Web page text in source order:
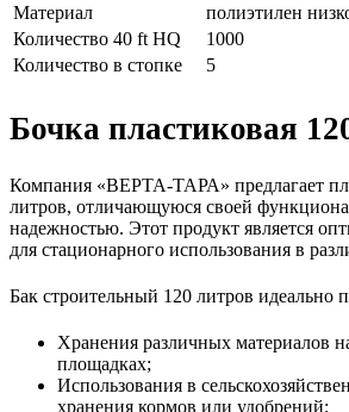
Материал
полиэтилен
Количество 40 ft HQ
1000
Количество в стопке
5
Бочка пластиковая
Компания «ВЕРТА-ТАРА» предлагает
литров, отличающуюся своей
надежностью. Этот продукт является
для стационарного использования в
Бак строительный 120 литров идеально
Хранения различных материалов
площадках;
Использования в
хранения кормов или удобрений;